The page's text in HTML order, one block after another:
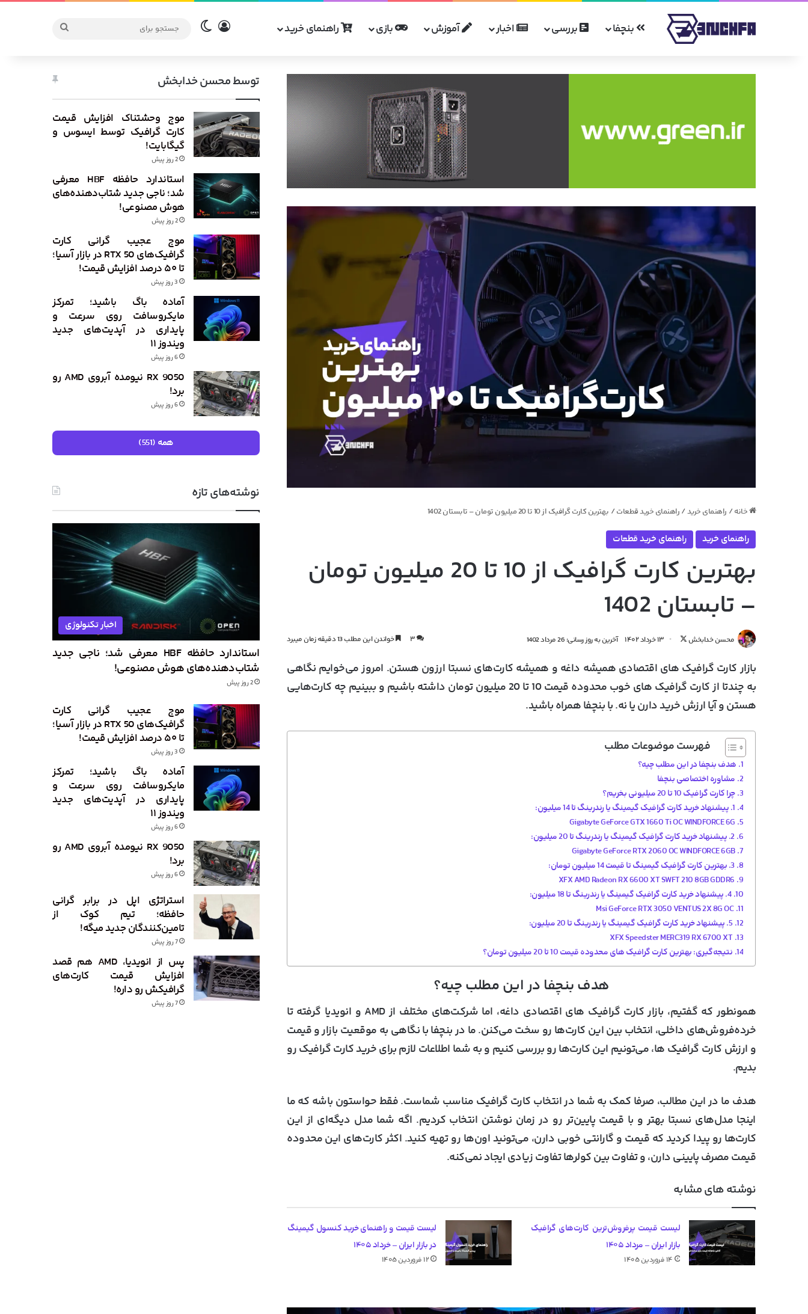
بنچفا بررسی اخبار آموزش بازی راهنمای خرید ورودتغییر پوسته
جستجو
خانه / راهنمای خرید/ راهنمای خرید قطعات / بهترین کارت گرافیک از 10 تا 20 میلیون تومان – تابستان 1402
راهنمای خرید راهنمای خرید قطعات
بهترین کارت گرافیک از 10 تا 20 میلیون تومان
– تابستان 1402
محسن خدابخش
دنبال
در
X
۱۳ خرداد ۱۴۰۲ آخرین به روز رسانی: 26 مرداد 1402 ۳ خواندن این مطلب 13 دقیقه زمان میبرد
بازار کارت گرافیک های اقتصادی همیشه داغه و همیشه کارت‌های نسبتا ارزون هستن. امروز می‌خوایم نگاهی
به چندتا از کارت گرافیک های خوب محدوده قیمت 10 تا 20 میلیون تومان داشته باشیم و ببینیم چه کارت‌هایی
هستن و آیا ارزش خرید دارن یا نه. با بنچفا همراه باشید.
فهرست موضوعات مطلب
هدف بنچفا در این مطلب چیه؟
مشاوره اختصاصی بنچفا
چرا کارت گرافیک 10 تا 20 میلیونی بخریم؟
1. پیشنهاد خرید کارت گرافیک گیمینگ یا رندرینگ تا 14 میلیون:
Gigabyte GeForce GTX 1660 Ti OC WINDFORCE 6G
2. پیشنهاد خرید کارت گرافیک گیمینگ یا رندرینگ تا 20 میلیون:
Gigabyte GeForce RTX 2060 OC WINDFORCE 6GB
3. بهترین کارت گرافیک گیمینگ تا قیمت 14 میلیون تومان:
XFX AMD Radeon RX 6600 XT SWFT 210 8GB GDDR6
4. پیشنهاد خرید کارت گرافیک گیمینگ یا رندرینگ تا 18 میلیون:
Msi GeForce RTX 3050 VENTUS 2X 8G OC
5. پیشنهاد خرید کارت گرافیک گیمینگ یا رندرینگ تا 20 میلیون:
XFX Speedster MERC319 RX 6700 XT
نتیجه‌گیری: بهترین کارت گرافیک های محدوده قیمت 10 تا 20 میلیون تومان؟
هدف بنچفا در این مطلب چیه؟
همونطور که گفتیم، بازار کارت گرافیک های اقتصادی داغه، اما شرکت‌های مختلف از AMD و انویدیا گرفته تا
خرده‌فروش‌های داخلی، انتخاب بین این کارت‌ها رو سخت می‌کنن. ما در بنچفا با نگاهی به موقعیت بازار و قیمت
و ارزش کارت گرافیک ها، می‌تونیم این کارت‌ها رو بررسی کنیم و به شما اطلاعات لازم برای خرید کارت گرافیک رو
بدیم.
هدف ما در این مطالب، صرفا کمک به شما در انتخاب کارت گرافیک مناسب شماست. فقط حواستون باشه که ما
اینجا مدل‌های نسبتا بهتر و با قیمت پایین‌تر رو در زمان نوشتن انتخاب کردیم. اگه شما مدل دیگه‌ای از این
کارت‌ها رو پیدا کردید که قیمت و گارانتی خوبی دارن، می‌تونید اون‌ها رو تهیه کنید. اکثر کارت‌های این محدوده
قیمت مصرف پایینی دارن، و تفاوت بین کولرها تفاوت زیادی ایجاد نمی‌کنه.
نوشته های مشابه
لیست قیمت پرفروش‌ترین کارت‌های گرافیک
بازار ایران – مرداد ۱۴۰۵
۱۴ فروردین ۱۴۰۵
لیست قیمت و راهنمای خرید کنسول گیمینگ
در بازار ایران – خرداد ۱۴۰۵
۱۲ فروردین ۱۴۰۵
توسط محسن خدابخش
موج وحشتناک افزایش قیمت
کارت گرافیک توسط ایسوس و
گیگابایت!
2 روز پیش
استاندارد حافظه HBF معرفی
شد؛ ناجی جدید شتاب‌دهنده‌های
هوش مصنوعی!
2 روز پیش
موج عجیب گرانی کارت
گرافیک‌های RTX 50 در بازار آسیا؛
تا ۵۰ درصد افزایش قیمت!
3 روز پیش
آماده باگ باشید؛ تمرکز
مایکروسافت روی سرعت و
پایداری در آپدیت‌های جدید
ویندوز ۱۱
6 روز پیش
RX 9050 نیومده آبروی AMD رو
برد!
6 روز پیش
همه (551)
نوشته‌های تازه
اخبار تکنولوژی
استاندارد حافظه HBF معرفی شد؛ ناجی جدید
شتاب‌دهنده‌های هوش مصنوعی!
2 روز پیش
موج عجیب گرانی کارت
گرافیک‌های RTX 50 در بازار آسیا؛
تا ۵۰ درصد افزایش قیمت!
3 روز پیش
آماده باگ باشید؛ تمرکز
مایکروسافت روی سرعت و
پایداری در آپدیت‌های جدید
ویندوز ۱۱
6 روز پیش
RX 9050 نیومده آبروی AMD رو
برد!
6 روز پیش
استراتژی اپل در برابر گرانی
حافظه؛ تیم کوک از
تامین‌کنندگان جدید میگه!
7 روز پیش
پس از انویدیا، AMD هم قصد
افزایش قیمت کارت‌های
گرافیکش رو داره!
7 روز پیش